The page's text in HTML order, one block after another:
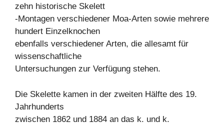
zehn historische Skelett
-Montagen verschiedener Moa-Arten sowie mehrere
hundert Einzelknochen
ebenfalls verschiedener Arten, die allesamt für
wissenschaftliche
Untersuchungen zur Verfügung stehen.
Die Skelette kamen in der zweiten Hälfte des 19.
Jahrhunderts
zwischen 1862 und 1884 an das k. und k.